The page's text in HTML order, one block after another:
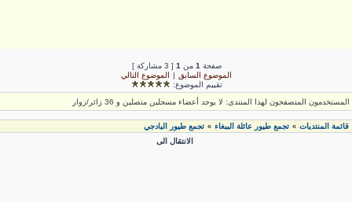
صفحة1 من [ 3 مشاركة ]
الموضوع السابق| الموضوع التالي
تقييم الموضوع:
المستخدمون المتصفحون لهذا المنتدى: لا يوجد أعضاء مسجلين متصلين و 36 زائر/زوار
قائمة المنتديات» تجمع طيور عائلة الببغاء» تجمع طيور البادجي
الانتقال الى